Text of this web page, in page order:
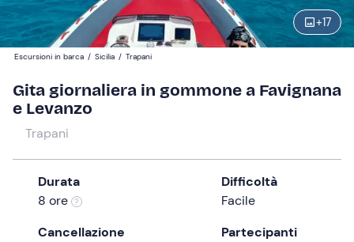
+17
interact
with
the
and
select
date.
Press
question
Partecipanti
100 €
1
Escursioni in barca / Sicilia / Trapani
Gita giornaliera in gommone a Favignana
e Levanzo
Trapani
Durata
8 ore
Difficoltà
Facile
Cancellazione
Partecipanti